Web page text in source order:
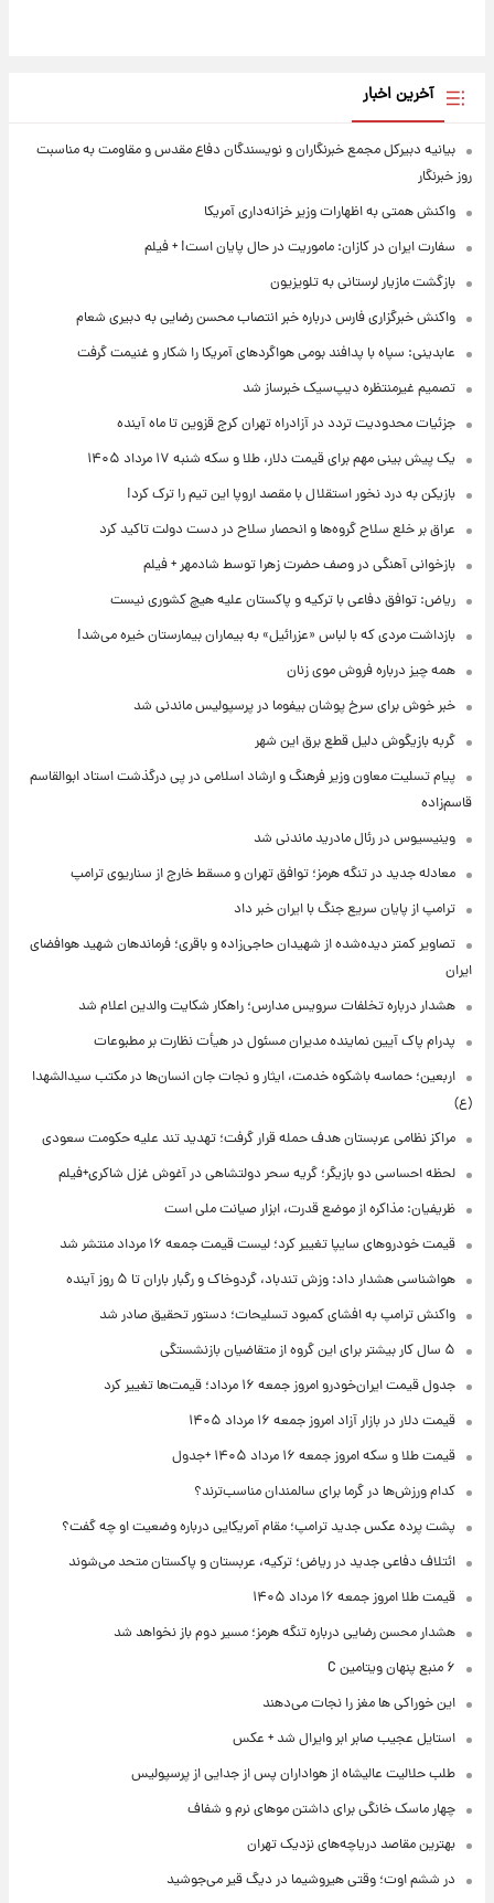
آخرین اخبار
بیانیه دبیرکل مجمع خبرنگاران و نویسندگان دفاع مقدس و مقاومت به مناسبت
روز خبرنگار
واکنش همتی به اظهارات وزیر خزانه‌داری آمریکا
سفارت ایران در کازان: ماموریت در حال پایان است! + فیلم
بازگشت مازیار لرستانی به تلویزیون
واکنش خبرگزاری فارس درباره خبر انتصاب محسن رضایی به دبیری شعام
عابدینی: سپاه با پدافند بومی هواگردهای آمریکا را شکار و غنیمت گرفت
تصمیم غیرمنتظره دیپ‌سیک خبرساز شد
جزئیات محدودیت تردد در آزادراه تهران کرج قزوین تا ماه آینده
یک پیش ‌بینی مهم برای قیمت دلار، طلا و سکه شنبه ۱۷ مرداد ۱۴۰۵
بازیکن به درد نخور استقلال با مقصد اروپا این تیم را ترک کرد!
عراق بر خلع سلاح گروه‌ها و انحصار سلاح در دست دولت تاکید کرد
بازخوانی آهنگی در وصف حضرت زهرا توسط شادمهر + فیلم
ریاض: توافق دفاعی با ترکیه و پاکستان علیه هیچ کشوری نیست
بازداشت مردی که با لباس «عزرائیل» به بیماران بیمارستان خیره می‌شد!
همه چیز درباره فروش موی زنان
خبر خوش برای سرخ پوشان بیفوما در پرسپولیس ماندنی شد
گربه بازیگوش دلیل قطع برق این شهر
پیام تسلیت معاون وزیر فرهنگ و ارشاد اسلامی در پی درگذشت استاد ابوالقاسم
قاسم‌زاده
وینیسیوس در رئال مادرید ماندنی شد
معادله جدید در تنگه هرمز؛ توافق تهران و مسقط خارج از سناریوی ترامپ
ترامپ از پایان سریع جنگ با ایران خبر داد
تصاویر کمتر دیده‌شده از شهیدان حاجی‌زاده و باقری؛ فرماندهان شهید هوافضای
ایران
هشدار درباره تخلفات سرویس مدارس؛ راهکار شکایت والدین اعلام شد
پدرام پاک آیین نماینده مدیران مسئول در هیأت نظارت بر مطبوعات
اربعین؛ حماسه باشکوه خدمت، ایثار و نجات جان انسان‌ها در مکتب سیدالشهدا
(ع)
مراکز نظامی عربستان هدف حمله قرار گرفت؛ تهدید تند علیه حکومت سعودی
لحظه احساسی دو بازیگر؛ گریه سحر دولتشاهی در آغوش غزل شاکری+فیلم
ظریفیان: مذاکره از موضع قدرت، ابزار صیانت ملی است
قیمت خودروهای سایپا تغییر کرد؛ لیست قیمت جمعه ۱۶ مرداد منتشر شد
هواشناسی هشدار داد: وزش تندباد، گردوخاک و رگبار باران تا ۵ روز آینده
واکنش ترامپ به افشای کمبود تسلیحات؛ دستور تحقیق صادر شد
۵ سال کار بیشتر برای این گروه از متقاضیان بازنشستگی
جدول قیمت ایران‌خودرو امروز جمعه ۱۶ مرداد؛ قیمت‌ها تغییر کرد
قیمت دلار در بازار آزاد امروز جمعه ۱۶ مرداد ۱۴۰۵
قیمت طلا و سکه امروز جمعه ۱۶ مرداد ۱۴۰۵ +جدول
کدام ورزش‌ها در گرما برای سالمندان مناسب‌ترند؟
پشت پرده عکس جدید ترامپ؛ مقام آمریکایی درباره وضعیت او چه گفت؟
ائتلاف دفاعی جدید در ریاض؛ ترکیه، عربستان و پاکستان متحد می‌شوند
قیمت طلا امروز جمعه ۱۶ مرداد ۱۴۰۵
هشدار محسن رضایی درباره تنگه هرمز؛ مسیر دوم باز نخواهد شد
۶ منبع پنهان ویتامین C
این خوراکی ها مغز را نجات می‌دهند
استایل عجیب صابر ابر وایرال شد + عکس
طلب حلالیت عالیشاه از هواداران پس از جدایی از پرسپولیس
چهار ماسک خانگی برای داشتن موهای نرم و شفاف
بهترین مقاصد دریاچه‌های نزدیک تهران
در ششم اوت؛ وقتی هیروشیما در دیگ قیر می‌جوشید